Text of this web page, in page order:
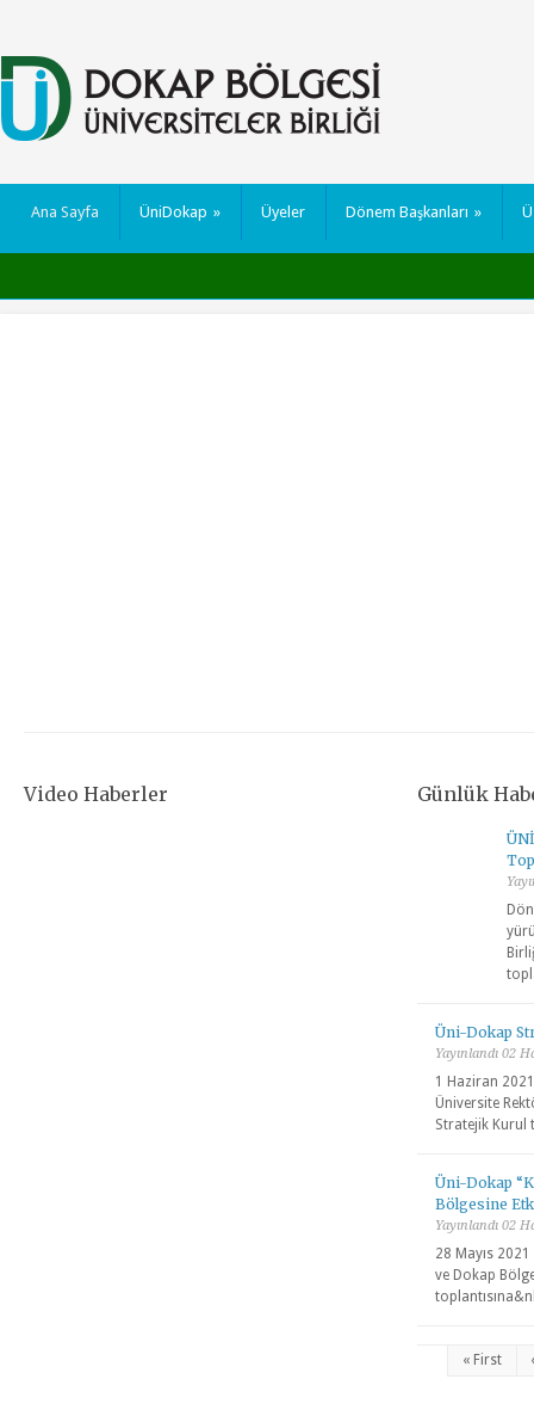
Ana Sayfa ÜniDokap » Üyeler Dönem Başkanları »
Video Haberler Günlük
Üni-Dokap
Yayınlandı 02
1 Haziran
Üniversite
Stratejik Kurul
Üni-Dokap
Bölgesine
Yayınlandı 02
28 Mayıs
ve Dokap
« First